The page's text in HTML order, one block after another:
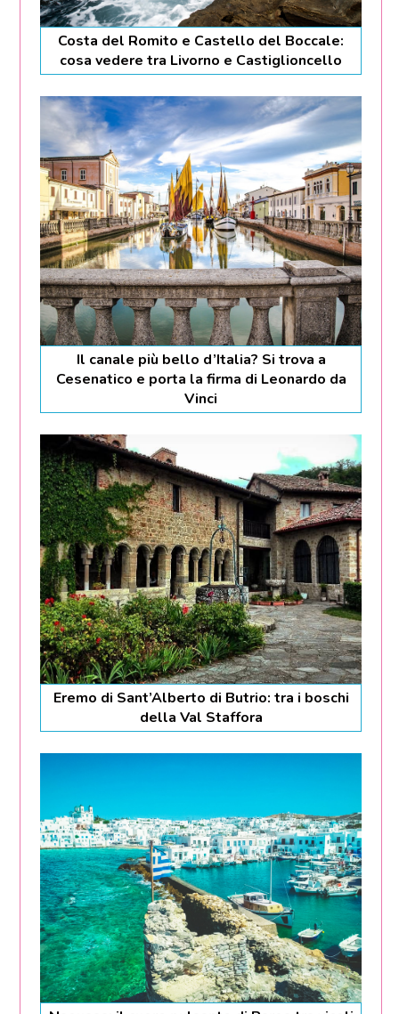
Costa del Romito e Castello del Boccale:
cosa vedere tra Livorno e Castiglioncello
Il canale più bello d’Italia? Si trova a
Cesenatico e porta la firma di Leonardo da
Vinci
Eremo di Sant’Alberto di Butrio: tra i boschi
della Val Staffora